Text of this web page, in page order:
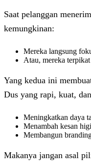
Saat pelanggan
kemungkinan:
Mereka langsung
Atau, mereka
Yang kedua ini
Dus yang rapi, kuat,
Meningkatkan daya
Menambah kesan
Membangun
Makanya jangan asal